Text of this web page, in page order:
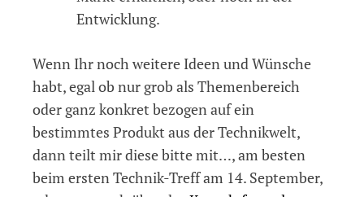
Entwicklung.
Wenn Ihr noch weitere Ideen und Wünsche
habt, egal ob nur grob als Themenbereich
oder ganz konkret bezogen auf ein
bestimmtes Produkt aus der Technikwelt,
dann teilt mir diese bitte mit…, am besten
beim ersten Technik-Treff am 14. September,